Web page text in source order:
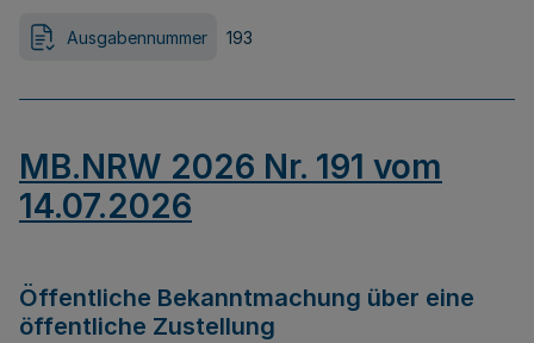
Ausgabennummer 193
MB.NRW 2026 Nr. 191 vom
14.07.2026
Öffentliche Bekanntmachung über eine
öffentliche Zustellung